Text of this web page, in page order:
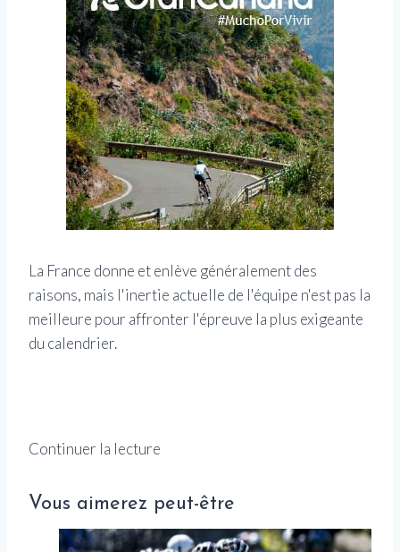
La France donne et enlève généralement des
raisons, mais l'inertie actuelle de l'équipe n'est pas la
meilleure pour affronter l'épreuve la plus exigeante
du calendrier.
Continuer la lecture
Vous aimerez peut-être